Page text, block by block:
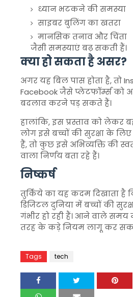
ध्यान भटकने की समस्या
साइबर बुलिंग का खतरा
मानसिक तनाव और चिंता
जैसी समस्याएं बढ़ सकती हैं।
क्या हो सकता है असर?
अगर यह बिल पास होता है, तो
Facebookजैसे प्लेटफॉर्म्स को
बदलाव करने पड़ सकते हैं।
हालांकि, इस प्रस्ताव को लेकर
लोग इसे बच्चों की सुरक्षा के
हैं, तो कुछ इसे अभिव्यक्ति की
वाला निर्णय बता रहे हैं।
निष्कर्ष
तुर्कियेका यह कदम दिखाता है
डिजिटल दुनिया में बच्चों की
गंभीर हो रही हैं। आने वाले समय
तरह के कड़े नियम लागू कर
Tags tech